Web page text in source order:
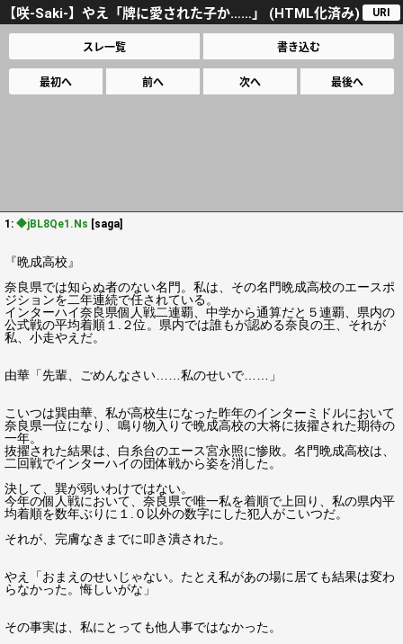
【咲-Saki-】やえ「牌に愛された子か……」 (HTML化済み) URI
スレ一覧 書き込む
最初へ 前へ 次へ 最後へ
1: ◆jBL8Qe1.Ns [saga]
『晩成高校』
奈良県では知らぬ者のない名門。私は、その名門晩成高校のエースポ
ジションを二年連続で任されている。
インターハイ奈良県個人戦二連覇、中学から通算だと５連覇、県内の
公式戦の平均着順１.２位。県内では誰もが認める奈良の王、それが
私、小走やえだ。
由華「先輩、ごめんなさい……私のせいで……」
こいつは巽由華、私が高校生になった昨年のインターミドルにおいて
奈良県一位になり、鳴り物入りで晩成高校の大将に抜擢された期待の
一年。
抜擢された結果は、白糸台のエース宮永照に惨敗。名門晩成高校は、
二回戦でインターハイの団体戦から姿を消した。
決して、巽が弱いわけではない。
今年の個人戦において、奈良県で唯一私を着順で上回り、私の県内平
均着順を数年ぶりに１.０以外の数字にした犯人がこいつだ。
それが、完膚なきまでに叩き潰された。
やえ「おまえのせいじゃない。たとえ私があの場に居ても結果は変わ
らなかった。悔しいがな」
その事実は、私にとっても他人事ではなかった。